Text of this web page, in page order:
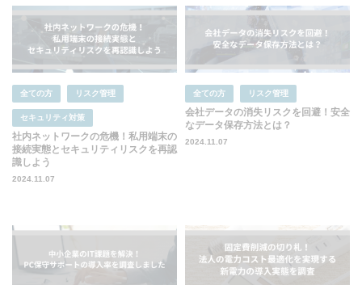
全ての方 リスク管理
セキュリティ対策
社内ネットワークの危機！私用端末の
接続実態とセキュリティリスクを再認
識しよう
2024.11.07
全ての方 リスク管理
会社データの消失リスクを回避！安全
なデータ保存方法とは？
2024.11.07